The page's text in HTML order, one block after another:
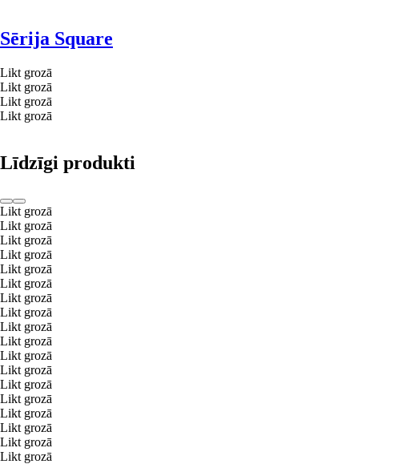
Sērija Square
Likt grozā
Likt grozā
Likt grozā
Likt grozā
Līdzīgi produkti
Likt grozā
Likt grozā
Likt grozā
Likt grozā
Likt grozā
Likt grozā
Likt grozā
Likt grozā
Likt grozā
Likt grozā
Likt grozā
Likt grozā
Likt grozā
Likt grozā
Likt grozā
Likt grozā
Likt grozā
Likt grozā